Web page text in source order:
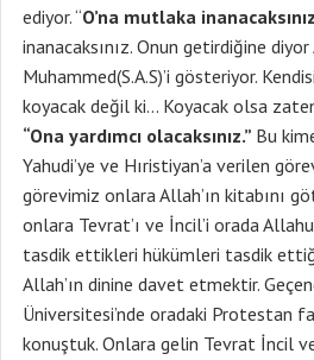
ediyor. “O’na mutlaka
inanacaksınız. Onun getirdiğine
Muhammed(S.A.S)’i gösteriyor.
koyacak değil ki… Koyacak olsa
“Ona yardımcı olacaksınız.” Bu
Yahudi’ye ve Hıristiyan’a verilen
görevimiz onlara Allah’ın kitabını
onlara Tevrat’ı ve İncil’i orada Allahu
tasdik ettikleri hükümleri tasdik
Allah’ın dinine davet etmektir.
Üniversitesi’nde oradaki Protestan
konuştuk. Onlara gelin Tevrat İncil